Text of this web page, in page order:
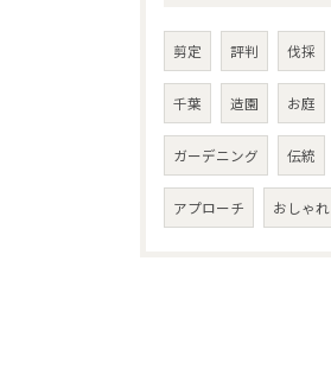
剪定 評判 伐採
千葉 造園 お庭
ガーデニング 伝統
アプローチ おしゃれ